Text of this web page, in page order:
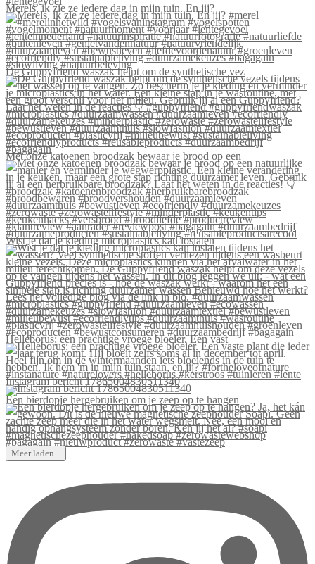
Merels, ik zie ze iedere dag in mijn tuin. En jij?
De Guppyfriend waszak helpt om de synthetische vez
Met onze katoenen broodzak bewaar je brood op een
Wist je dat je kleding microplastics kan loslaten
Helleborus: een prachtige vroege bloeier. Een vast
Instagram bericht 17865004830511340
Een bierdopje hergebruiken om je zeep op te hangen
Meer laden...